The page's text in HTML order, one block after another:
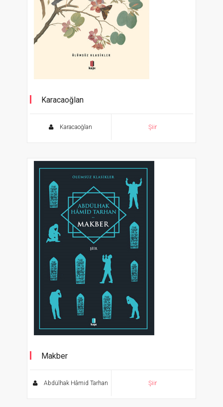
Karacaoğlan
Karacaoğlan Şiir
Makber
Abdülhak Hâmid Tarhan Şiir